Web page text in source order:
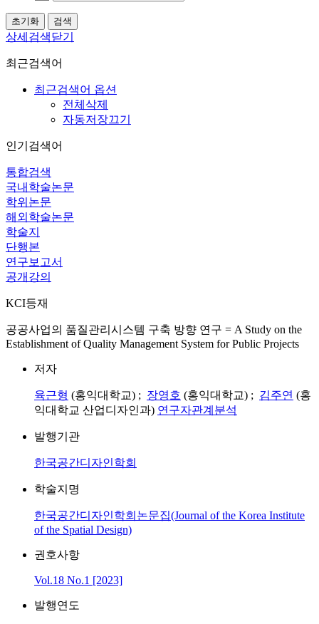
상세검색닫기
최근검색어
최근검색어 옵션
전체삭제
자동저장끄기
인기검색어
통합검색
국내학술논문
학위논문
해외학술논문
학술지
단행본
연구보고서
공개강의
KCI등재
공공사업의 품질관리시스템 구축 방향 연구 = A Study on the
Establishment of Quality Management System for Public Projects
저자
육근형 (홍익대학교) ; 장영호 (홍익대학교) ; 김주연 (홍
익대학교 산업디자인과) 연구자관계분석
발행기관
한국공간디자인학회
학술지명
한국공간디자인학회논문집(Journal of the Korea Institute
of the Spatial Design)
권호사항
Vol.18 No.1 [2023]
발행연도